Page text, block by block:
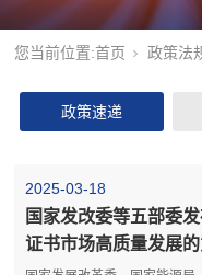
您当前位置:首页 政策法
政策速递
2025-03-18
国家发改委等五部委
证书市场高质量发展